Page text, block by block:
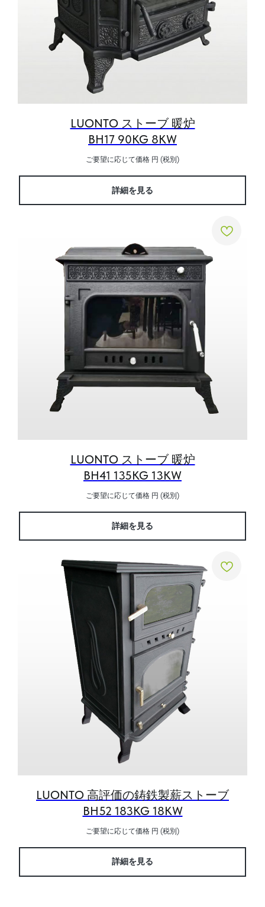
LUONTO ストーブ 暖炉
BH17 90KG 8KW
ご要望に応じて価格 円 (税別)
詳細を見る
LUONTO ストーブ 暖炉
BH41 135KG 13KW
ご要望に応じて価格 円 (税別)
詳細を見る
LUONTO 高評価の鋳鉄製薪ストーブ
BH52 183KG 18KW
ご要望に応じて価格 円 (税別)
詳細を見る